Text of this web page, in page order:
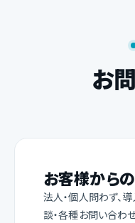
お
お客様から
法人・個人問わず、
談・各種お問い合わ